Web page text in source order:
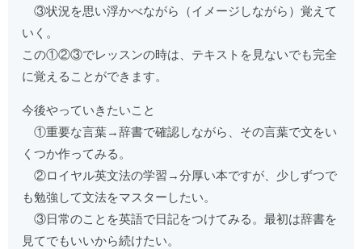
③状況を思い浮かべながら（イメージしながら）覚えて
いく。
この①②③でレッスンの時は、テキストを見ないでも完全
に覚えることができます。
今後やっていきたいこと
①重要な言葉→辞書で確認しながら、その言葉で文をい
くつか作ってみる。
②ロイヤル英文法の学習→分厚い本ですが、少しずつで
も勉強して文法をマスターしたい。
③日常のことを英語で日記をつけてみる。最初は辞書を
見てでもいいから続けたい。